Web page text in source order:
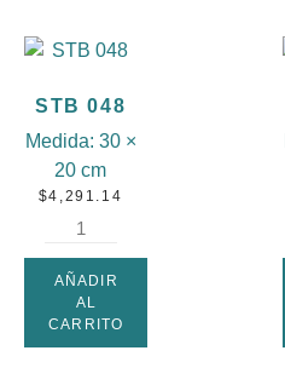
STB 048
Medida: 30 ×
20 cm
$4,291.14
AÑADIR
AL
CARRITO